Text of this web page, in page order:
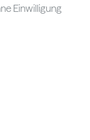
Einwilligung